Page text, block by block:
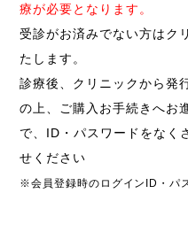
療が必要となります。
受診がお済みでない方はク
たします。
診療後、クリニックから発
の上、ご購入お手続きへお
で、ID・パスワードをなく
せください
※会員登録時のログインID・パ